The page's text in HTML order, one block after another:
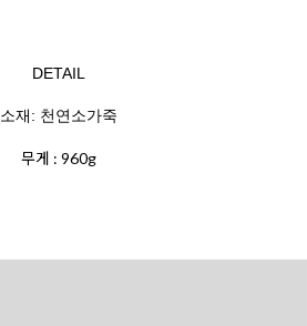
DETAIL
소재: 천연소가죽
무게 : 960g